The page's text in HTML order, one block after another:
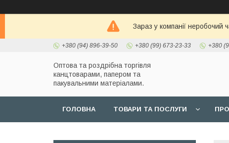
Зараз у компанії
+380 (94) 896-39-50 +380 (99) 673-23-33 +380
Оптова та роздрібна торгівля
канцтоварами, папером та
пакувальними матеріалами.
ГОЛОВНА ТОВАРИ ТА ПОСЛУГИ